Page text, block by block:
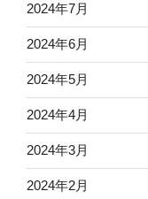
2024年7月
2024年6月
2024年5月
2024年4月
2024年3月
2024年2月